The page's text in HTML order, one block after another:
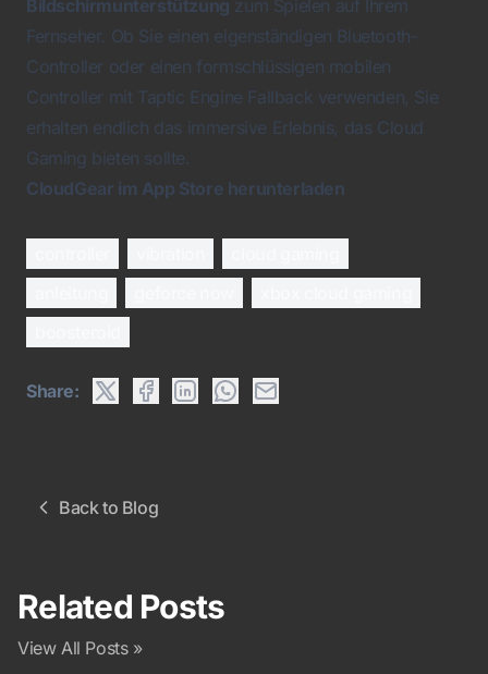
Bildschirmunterstützung zum Spielen auf Ihrem
Fernseher. Ob Sie einen eigenständigen Bluetooth-
Controller oder einen formschlüssigen mobilen
Controller mit Taptic Engine Fallback verwenden, Sie
erhalten endlich das immersive Erlebnis, das Cloud
Gaming bieten sollte.
CloudGear im App Store herunterladen
Share:
Back to Blog
Related Posts
View All Posts »